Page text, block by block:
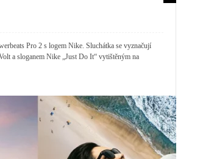
Pro 2 s logem Nike. Sluchátka se vyznačují
a sloganem Nike „Just Do It“ vytištěným na